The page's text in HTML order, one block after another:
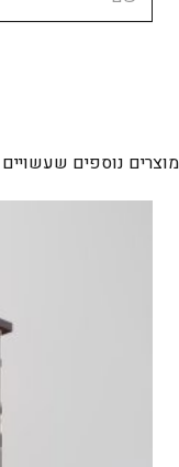
מוצרים נוספים שעשויים